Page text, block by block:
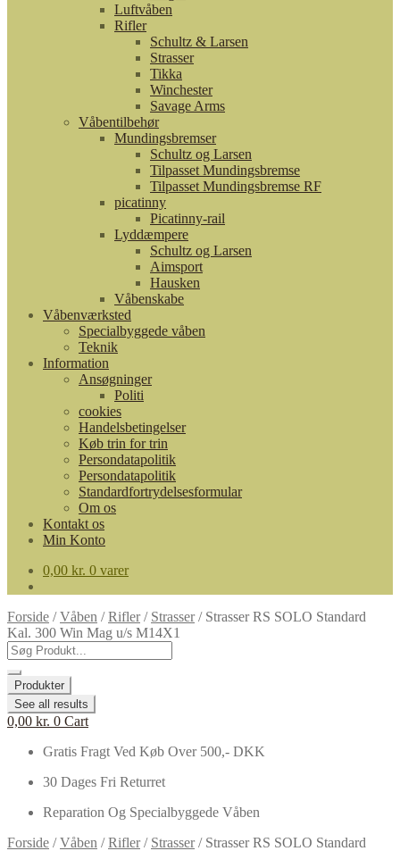
Luftvåben
Rifler
Schultz & Larsen
Strasser
Tikka
Winchester
Savage Arms
Våbentilbehør
Mundingsbremser
Schultz og Larsen
Tilpasset Mundingsbremse
Tilpasset Mundingsbremse RF
picatinny
Picatinny-rail
Lyddæmpere
Schultz og Larsen
Aimsport
Hausken
Våbenskabe
Våbenværksted
Specialbyggede våben
Teknik
Information
Ansøgninger
Politi
cookies
Handelsbetingelser
Køb trin for trin
Persondatapolitik
Persondatapolitik
Standardfortrydelsesformular
Om os
Kontakt os
Min Konto
0,00 kr. 0 varer
Forside /Våben /Rifler/ Strasser/ Strasser RS SOLO Standard
Kal. 300 Win Mag u/s M14X1
Search
...
Produkter
See all results
0,00 kr. 0 Cart
Gratis Fragt Ved Køb Over 500,- DKK
30 Dages Fri Returret
Reparation Og Specialbyggede Våben
Forside /Våben /Rifler/ Strasser/ Strasser RS SOLO Standard